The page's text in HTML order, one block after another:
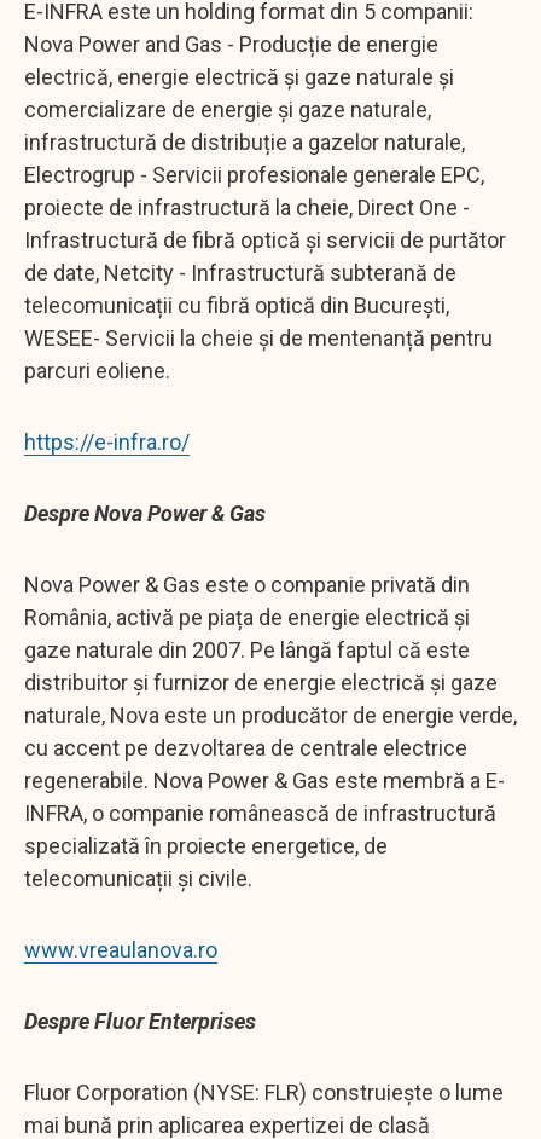
E-INFRA este un holding format din 5 companii:
Nova Power and Gas - Producție de energie
electrică, energie electrică și gaze naturale și
comercializare de energie și gaze naturale,
infrastructură de distribuție a gazelor naturale,
Electrogrup - Servicii profesionale generale EPC,
proiecte de infrastructură la cheie, Direct One -
Infrastructură de fibră optică și servicii de purtător
de date, Netcity - Infrastructură subterană de
telecomunicații cu fibră optică din București,
WESEE- Servicii la cheie și de mentenanță pentru
parcuri eoliene.
https://e-infra.ro/
Despre Nova Power & Gas
Nova Power & Gas este o companie privată din
România, activă pe piața de energie electrică și
gaze naturale din 2007. Pe lângă faptul că este
distribuitor și furnizor de energie electrică și gaze
naturale, Nova este un producător de energie verde,
cu accent pe dezvoltarea de centrale electrice
regenerabile. Nova Power & Gas este membră a E-
INFRA, o companie românească de infrastructură
specializată în proiecte energetice, de
telecomunicații și civile.
www.vreaulanova.ro
Despre Fluor Enterprises
Fluor Corporation (NYSE: FLR) construiește o lume
mai bună prin aplicarea expertizei de clasă